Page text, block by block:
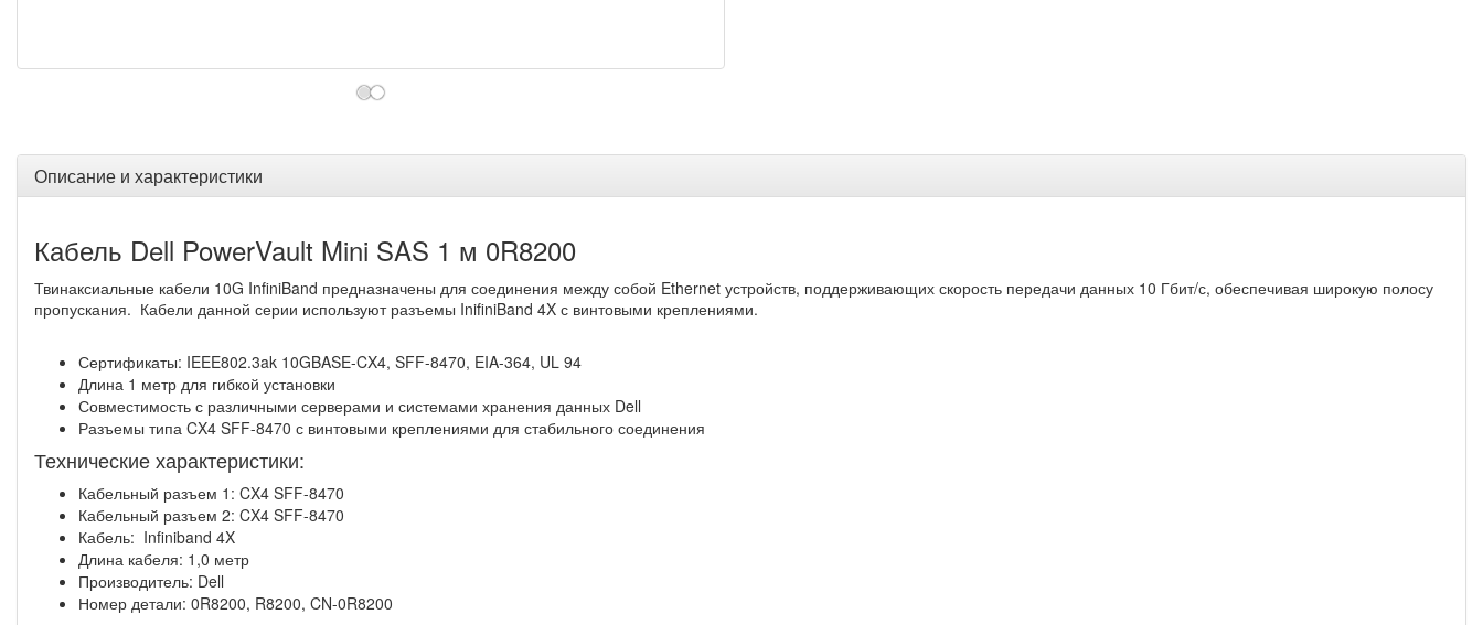
Описание и характеристики
Кабель Dell PowerVault Mini SAS 1 м 0R8200
Твинаксиальные кабели 10G InfiniBand предназначены для соединения между собой Ethernet устройств, поддерживающих скорость передачи данных 10 Гбит/с, обеспечивая широкую полосу
пропускания. Кабели данной серии используют разъемы InifiniBand 4X с винтовыми креплениями.
Сертификаты: IEEE802.3ak 10GBASE-CX4, SFF-8470, EIA-364, UL 94
Длина 1 метр для гибкой установки
Совместимость с различными серверами и системами хранения данных Dell
Разъемы типа CX4 SFF-8470 с винтовыми креплениями для стабильного соединения
Технические характеристики:
Кабельный разъем 1: CX4 SFF-8470
Кабельный разъем 2: CX4 SFF-8470
Кабель: Infiniband 4X
Длина кабеля: 1,0 метр
Производитель: Dell
Номер детали: 0R8200, R8200, CN-0R8200